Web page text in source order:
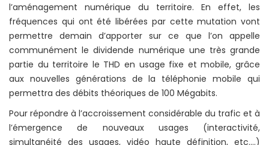
l’aménagement numérique du territoire. En effet, les
fréquences qui ont été libérées par cette mutation vont
permettre demain d’apporter sur ce que l’on appelle
communément le dividende numérique une très grande
partie du territoire le THD en usage fixe et mobile, grâce
aux nouvelles générations de la téléphonie mobile qui
permettra des débits théoriques de 100 Mégabits.
Pour répondre à l’accroissement considérable du trafic et à
l’émergence de nouveaux usages (interactivité,
simultanéité des usages, vidéo haute définition, etc.…)